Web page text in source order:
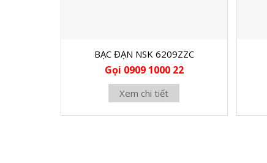
BẠC ĐẠN NSK 6209ZZC
Gọi 0909 1000 22
Xem chi tiết